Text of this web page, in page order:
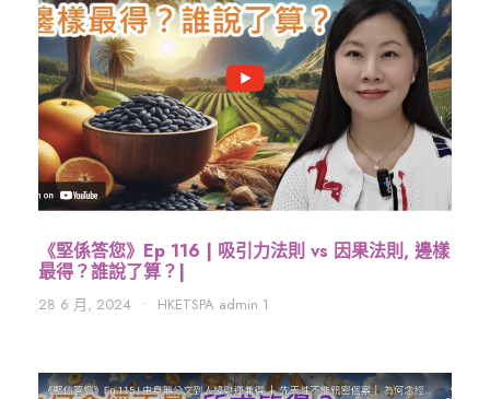
《堅係答您》Ep 116 | 吸引力法則 vs 因果法則, 邊樣
最得？誰說了算？|
28 6 月, 2024 • HKETSPA admin 1